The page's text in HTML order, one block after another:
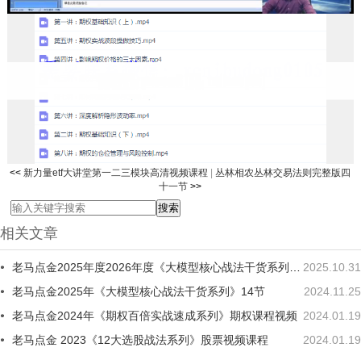
<<新力量etf大讲堂第一二三模块高清视频课程 |丛林相农丛林交易法则完整版四
十一节 >>
相关文章
2025.10.31
老马点金2025年度2026年度《大模型核心战法干货系列》二期
2024.11.25
老马点金2025年《大模型核心战法干货系列》14节
2024.01.19
老马点金2024年《期权百倍实战速成系列》期权课程视频
2024.01.19
老马点金 2023《12大选股战法系列》股票视频课程